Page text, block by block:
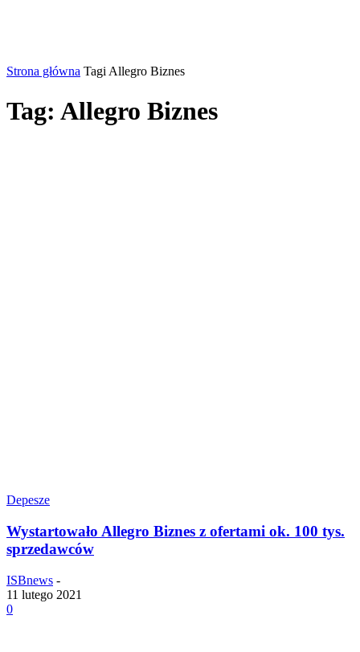
Strona główna Tagi Allegro Biznes
Tag: Allegro Biznes
Depesze
Wystartowało Allegro Biznes z ofertami ok. 100 tys.
sprzedawców
ISBnews -
11 lutego 2021
0